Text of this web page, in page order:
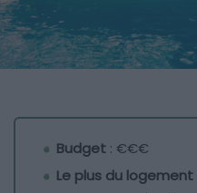
Budget : €€€
Le plus du logement